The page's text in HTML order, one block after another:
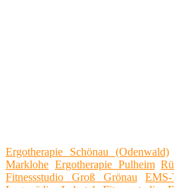
Ergotherapie Schönau (Odenwald)
Marklohe Ergotherapie Pulheim
Fitnessstudio Groß Grönau